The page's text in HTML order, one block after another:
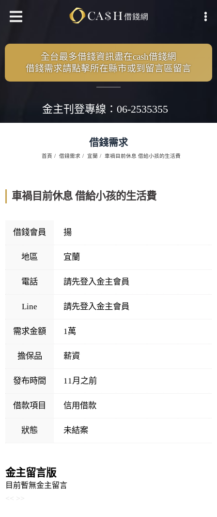
全台最多借錢資訊盡在cash借錢網
借錢需求請點擊所在縣市或到留言區留言
金主刊登專線：06-2535355
首頁 借錢需求 宜蘭 車禍目前休息 借給小孩的生活費
車禍目前休息 借給小孩的生活費
借錢會員 揚
地區 宜蘭
電話 請先登入金主會員
Line 請先登入金主會員
需求金額 1萬
擔保品 薪資
發布時間 11月之前
借款項目 信用借款
狀態 未結案
金主留言版
目前暫無金主留言
<< >>
借錢需求